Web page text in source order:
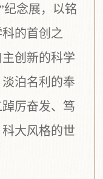
纪念展，以铭
的首创之
创新的科学
泊名利的奉
厉奋发、笃
大风格的世